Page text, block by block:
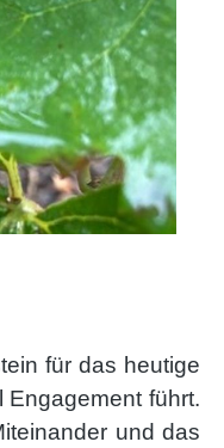
für das heutige
führt.
und das